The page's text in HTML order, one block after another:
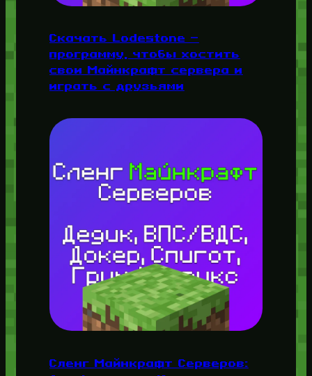
Скачать Lodestone —
программу, чтобы хостить
свои Майнкрафт сервера и
играть с друзьями
Сленг Майнкрафт Серверов: